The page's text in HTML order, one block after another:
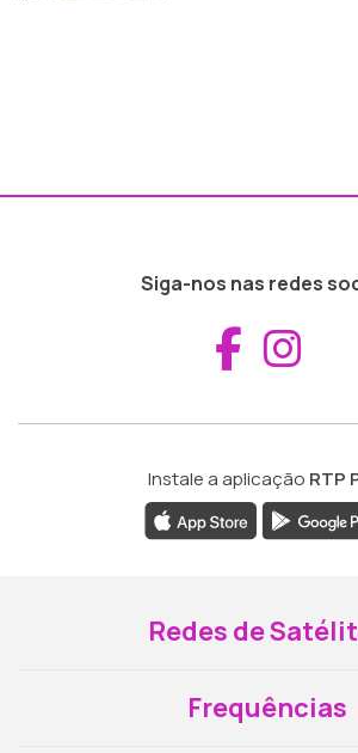
Siga-nos nas redes
Instale a aplicação RTP
Redes de
Frequências